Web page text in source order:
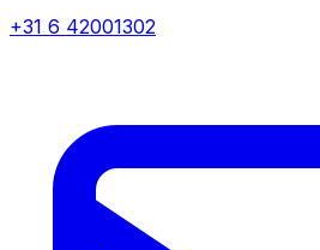
+31 6 42001302